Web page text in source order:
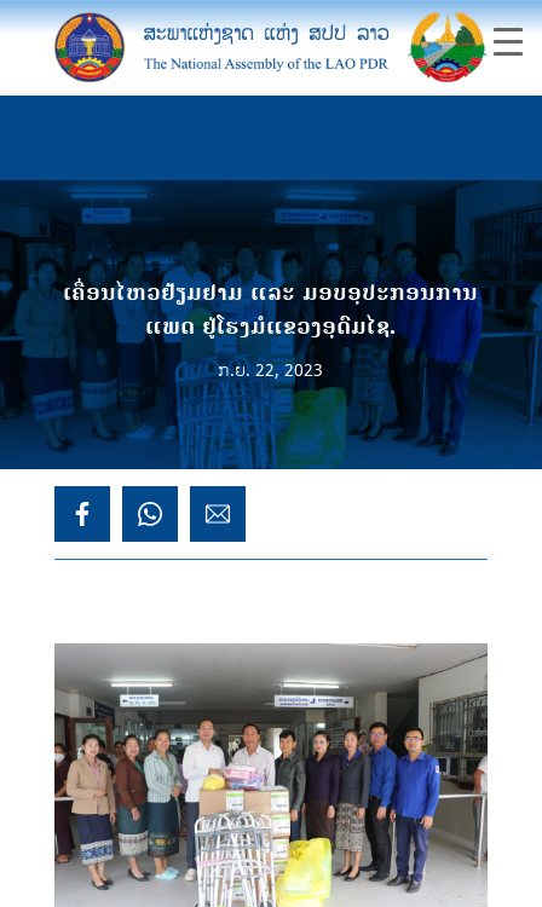
ເຄື່ອນໄຫວຢ້ຽມຢາມ ແລະ ມອບອຸປະກອນການ
ແພດ ຢູ່ໂຮງມໍແຂວງອຸດົມໄຊ.
ກ.ຍ. 22, 2023